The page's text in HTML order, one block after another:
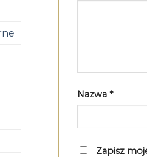
Nazwa *
Zapisz